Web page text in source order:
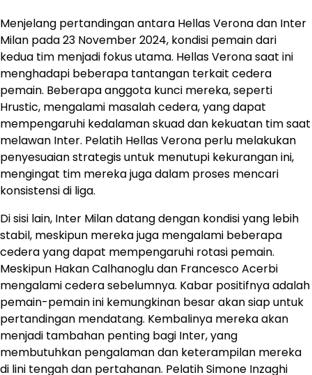
Menjelang pertandingan antara Hellas Verona dan Inter
Milan pada 23 November 2024, kondisi pemain dari
kedua tim menjadi fokus utama. Hellas Verona saat ini
menghadapi beberapa tantangan terkait cedera
pemain. Beberapa anggota kunci mereka, seperti
Hrustic, mengalami masalah cedera, yang dapat
mempengaruhi kedalaman skuad dan kekuatan tim saat
melawan Inter. Pelatih Hellas Verona perlu melakukan
penyesuaian strategis untuk menutupi kekurangan ini,
mengingat tim mereka juga dalam proses mencari
konsistensi di liga.
Di sisi lain, Inter Milan datang dengan kondisi yang lebih
stabil, meskipun mereka juga mengalami beberapa
cedera yang dapat mempengaruhi rotasi pemain.
Meskipun Hakan Calhanoglu dan Francesco Acerbi
mengalami cedera sebelumnya. Kabar positifnya adalah
pemain-pemain ini kemungkinan besar akan siap untuk
pertandingan mendatang. Kembalinya mereka akan
menjadi tambahan penting bagi Inter, yang
membutuhkan pengalaman dan keterampilan mereka
di lini tengah dan pertahanan. Pelatih Simone Inzaghi